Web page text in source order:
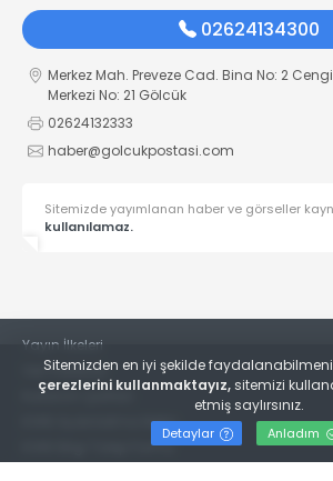
02624134300
Merkez Mah. Preveze Cad. Bina No: 2
Merkezi No: 21 Gölcük
02624132333
haber@golcukpostasi.com
Sitemizde yayımlanan haber ve görseller
kullanılamaz.
Yayın İlkeleri
Veri Politikası
Kullanım Şartları
KVKK Aydınlatma Metni
KVKK Bilgi Talep Formu
Sitemizden en iyi şekilde faydalanabilmeniz
çerezlerini kullanmaktayız, sitemizi
etmiş saylırsınız.
Detaylar Anladım